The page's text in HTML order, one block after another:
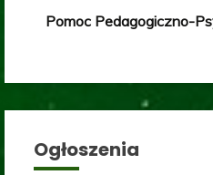
Pomoc Pedagogiczno-
Ogłoszenia